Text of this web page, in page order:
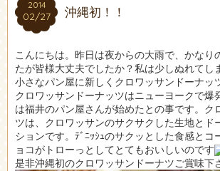
2014
02/27
2014
02/27 沖縄初！！
こんにちは。昨日は夜からの大雨で、かなり
たが皆様大丈夫でしたか？私は少しぬれてし
小さなパン屋に新しくクロワッサンドーナッ
クロワッサンドーナッツはニューヨークで爆
は福井のパン屋さんが始めたとの事です。ク
ツは、クロワッサンのサクサクした生地とド
ションです。ﾃﾞﾆｯｼｭのサクッとした食感とコ
ョコがトローっとしてとてもおいしいのです
是非沖縄初のクロワッサンドーナツご賞味下